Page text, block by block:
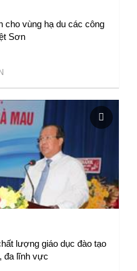
cho vùng hạ du các công
Sơn
lượng giáo dục đào tạo
đa lĩnh vực